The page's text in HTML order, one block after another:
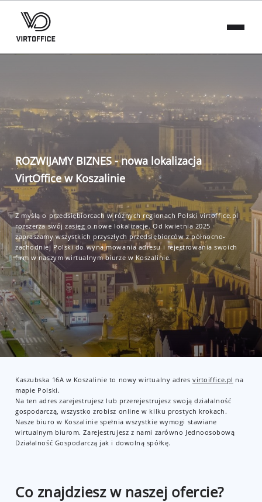
ROZWIJAMY BIZNES - nowa lokalizacja
VirtOffice w Koszalinie
Z myślą o przedsiębiorcach w różnych regionach Polski virtoffice.pl
rozszerza swój zasięg o nowe lokalizacje. Od kwietnia 2025
zapraszamy wszystkich przyszłych przedsiębiorców z północno-
zachodniej Polski do wynajmowania adresu i rejestrowania swoich
firm w naszym wirtualnym biurze w Koszalinie.
Kaszubska 16A w Koszalinie to nowy wirtualny adresvirtoiffice.pl na
mapie Polski.
Na ten adres zarejestrujesz lub przerejestrujesz swoją działalność
gospodarczą, wszystko zrobisz online w kilku prostych krokach.
Nasze biuro w Koszalinie spełnia wszystkie wymogi stawiane
wirtualnym biurom. Zarejestrujesz z nami zarówno Jednoosobową
Działalność Gospodarczą jak i dowolną spółkę.
Co znajdziesz w naszej ofercie?